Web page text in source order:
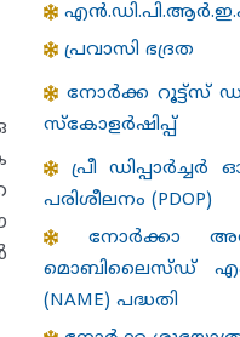
പ്രവാസി ഭദ്രത
നോർക്ക റൂട്ട്സ്
സ്കോളർഷിപ്പ്
പ്രീ ഡിപ്പാർച്ചർ
പരിശീലനം (PDOP)
നോർക്കാ
മൊബിലൈസ്ഡ്
(NAME) പദ്ധതി